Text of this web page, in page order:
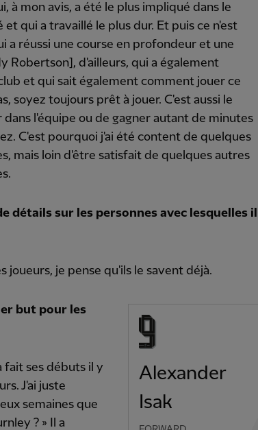
à mon avis, a été le plus impliqué dans le
et qui a travaillé le plus dur. Et puis ce n'est
a réussi une course en profondeur et une
Robertson], d'ailleurs, qui a également
et qui sait également comment jouer ce
soyez toujours prêt à jouer. C'est aussi le
l'équipe ou de gagner autant de minutes
C'est pourquoi j'ai été content de quelques
mais loin d'être satisfait de quelques autres
détails sur les personnes avec lesquelles il
joueurs, je pense qu'ils le savent déjà.
Alexander
Isak
but pour les
fait ses débuts il y
J'ai juste
semaines que
? » Il a